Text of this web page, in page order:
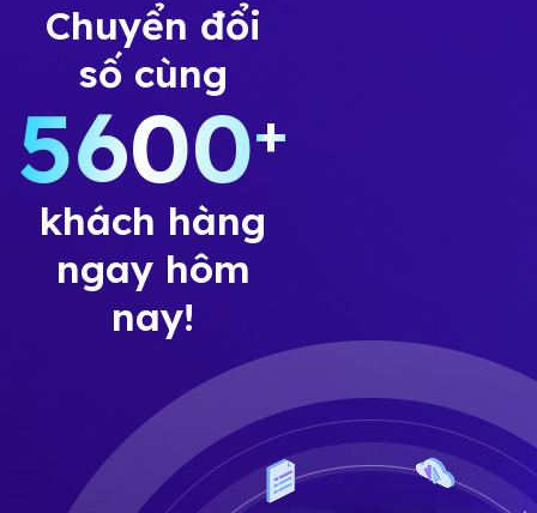
Chuyển đổi
số cùng
5600+
khách hàng
ngay hôm
nay!